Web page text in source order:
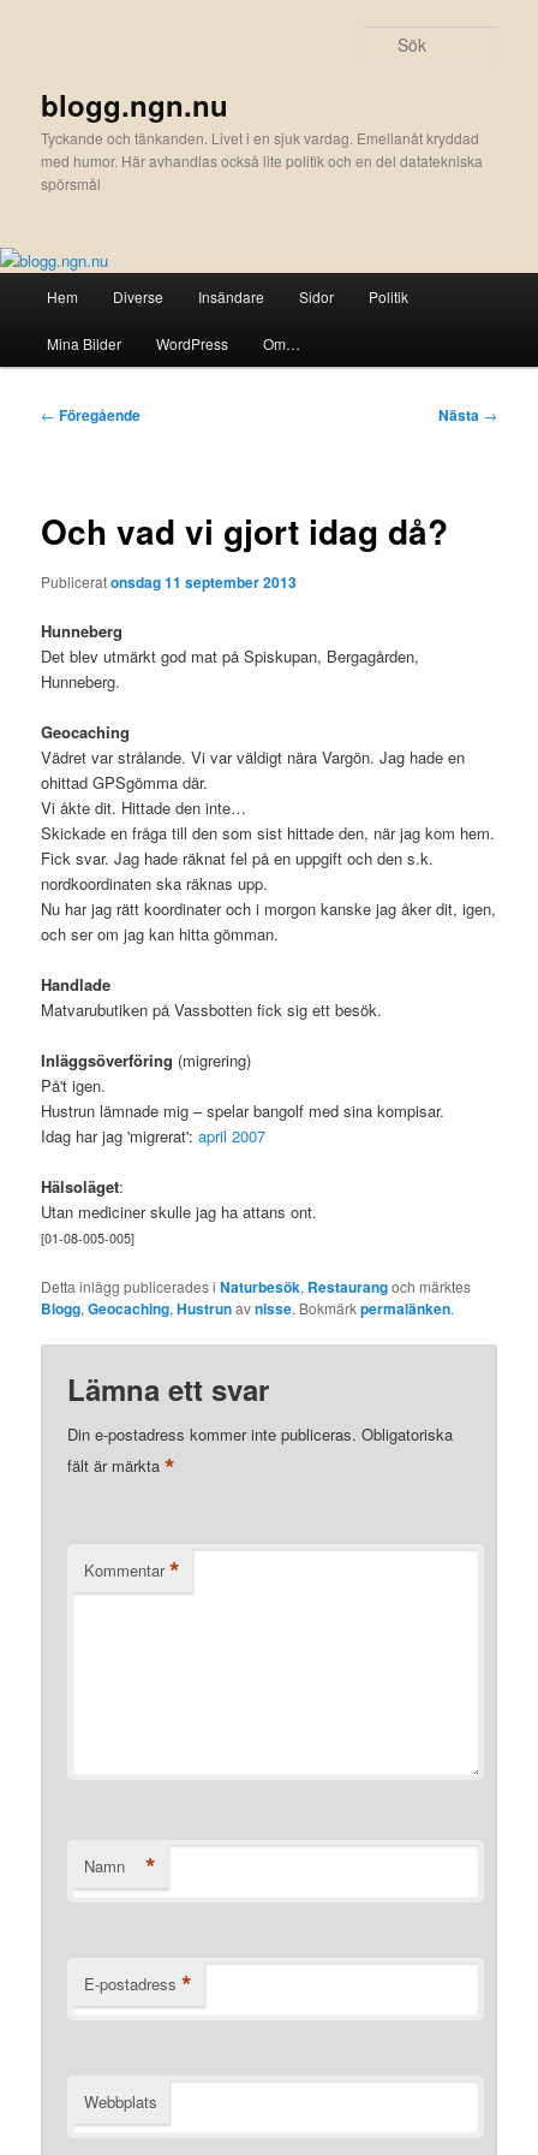
blogg.ngn.nu
Tyckande och tänkanden. Livet i en sjuk vardag. Emellanåt kryddad
med humor. Här avhandlas också lite politik och en del datatekniska
spörsmål
Hem Diverse Insändare Sidor Politik
Mina Bilder WordPress Om…
Inläggsnavigering
← Föregående Nästa →
Och vad vi gjort idag då?
Publiceratonsdag 11 september 2013
Hunneberg
Det blev utmärkt god mat på Spiskupan, Bergagården,
Hunneberg.
Geocaching
Vädret var strålande. Vi var väldigt nära Vargön. Jag hade en
ohittad GPSgömma där.
Vi åkte dit. Hittade den inte…
Skickade en fråga till den som sist hittade den, när jag kom hem.
Fick svar. Jag hade räknat fel på en uppgift och den s.k.
nordkoordinaten ska räknas upp.
Nu har jag rätt koordinater och i morgon kanske jag åker dit, igen,
och ser om jag kan hitta gömman.
Handlade
Matvarubutiken på Vassbotten fick sig ett besök.
Inläggsöverföring (migrering)
På't igen.
Hustrun lämnade mig – spelar bangolf med sina kompisar.
Idag har jag 'migrerat':april 2007
Hälsoläget:
Utan mediciner skulle jag ha attans ont.
[01-08-005-005]
Detta inlägg publicerades iNaturbesök, Restaurangoch märktes
Blogg,Geocaching,Hustrunavnisse. Bokmärkpermalänken.
Lämna ett svar
Din e-postadress kommer inte publiceras. Obligatoriska
fält är märkta*
Kommentar *
Namn *
E-postadress *
Webbplats